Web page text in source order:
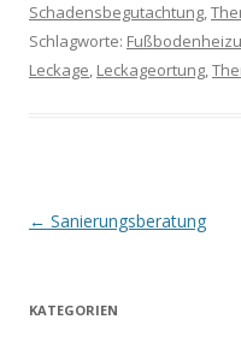
Schadensbegutachtung,
Schlagworte:
Leckage, Leckageortung,
Beitrags-
← Sanierungsberatung
KATEGORIEN